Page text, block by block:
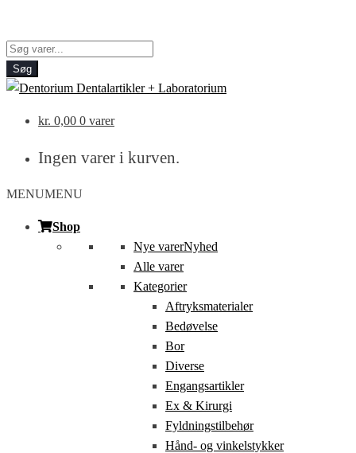
Products
search
Søg
kr. 0,00 0 varer
Ingen varer i kurven.
MENUMENU
Shop
Nye varerNyhed
Alle varer
Kategorier
Aftryksmaterialer
Bedøvelse
Bor
Diverse
Engangsartikler
Ex & Kirurgi
Fyldningstilbehør
Hånd- og vinkelstykker